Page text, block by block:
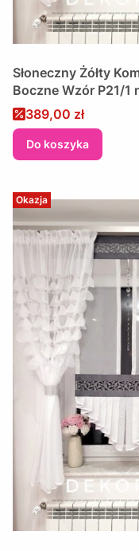
Słoneczny Żółty
Boczne Wzór P21/
Cena promocyjna
389,00 zł
Do koszyka
Okazja